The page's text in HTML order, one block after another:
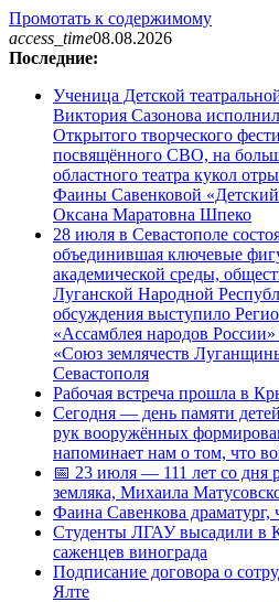
Промотать к содержимому
access_time08.08.2026
Последние:
Ученица Детской
Виктория Сазонова
Открытого творческого
посвящённого СВО, на
областного театра кукол
Фаины Савенковой
Оксана Маратовна Шпеко
28 июля в Севастополе
объединившая ключевые
академической среды,
Луганской Народной
обсуждения выступило
«Ассамблея народов
«Союз землячеств
Севастополя
Рабочая встреча прошла в
Сегодня — день памяти
рук вооружённых
напоминает нам о том, что
📅 23 июля — 111 лет со дня
земляка, Михаила
Фаина Савенкова
Студенты ЛГАУ высадили в
саженцев винограда
Подписание договора о
Ялте